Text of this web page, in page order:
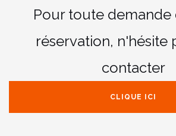
Pour toute
réservation, n'hésite
contacter
CLIQUE ICI